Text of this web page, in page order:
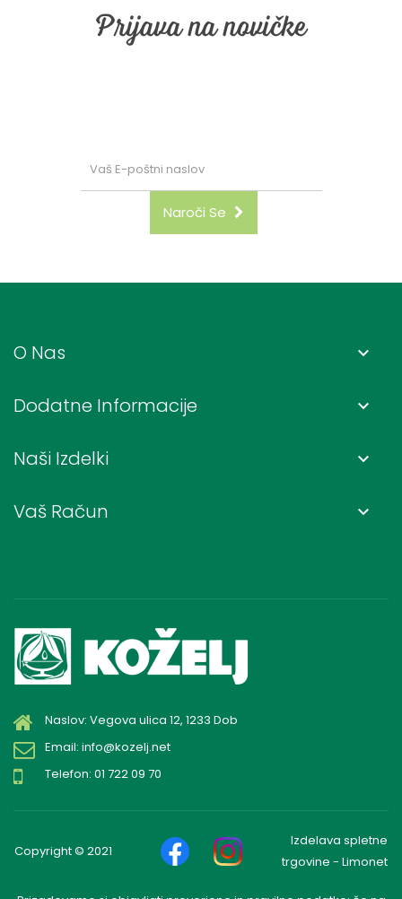
Prijava na novičke
Naroči Se
O Nas keyboard_arrow_down
Dodatne Informacije keyboard_arrow_down
Naši Izdelki keyboard_arrow_down
Vaš Račun keyboard_arrow_down
Naslov: Vegova ulica 12, 1233 Dob
Email: info@kozelj.net
Telefon: 01 722 09 70
Copyright © 2021
Izdelava spletne
trgovine - Limonet